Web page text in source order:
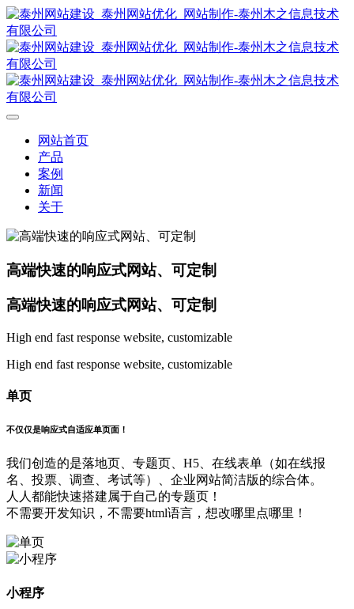
网站首页
产品
案例
新闻
关于
高端快速的响应式网站、可定制
高端快速的响应式网站、可定制
High end fast response website, customizable
High end fast response website, customizable
单页
不仅仅是响应式自适应单页面！
我们创造的是落地页、专题页、H5、在线表单（如在线报
名、投票、调查、考试等）、企业网站简洁版的综合体。
人人都能快速搭建属于自己的专题页！
不需要开发知识，不需要html语言，想改哪里点哪里！
小程序